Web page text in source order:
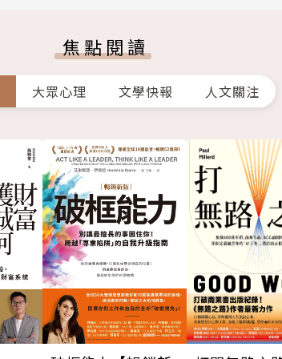
焦點閱讀
大眾心理 文學快報 人文關注